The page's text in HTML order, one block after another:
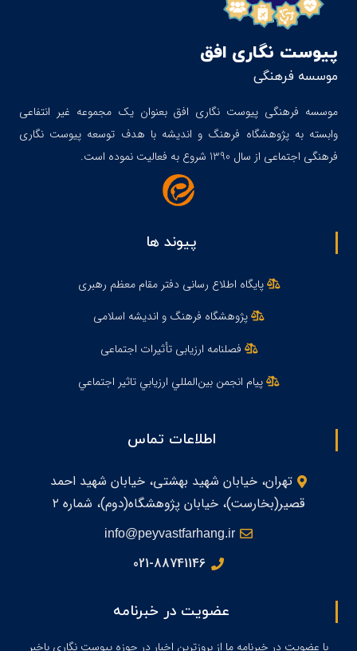
پیوست نگاری افق
موسسه فرهنگی
موسسه فرهنگی پیوست نگاری افق بعنوان یک مجموعه غیر انتفاعی
وابسته به پژوهشگاه فرهنگ و اندیشه با هدف توسعه پیوست نگاری
فرهنگی اجتماعی از سال 1390 شروع به فعالیت نموده است.
پیوند ها
پایگاه اطلاع رسانی دفتر مقام معظم رهبری
پژوهشگاه فرهنگ و اندیشه اسلامی
فصلنامه ارزیابی تأثیرات اجتماعی
پيام انجمن بين‌المللي ارزيابي تاثير اجتماعي
اطلاعات تماس
تهران، خیابان شهید بهشتی، خیابان شهید احمد
قصیر(بخارست)، خیابان پژوهشگاه(دوم)، شماره ۲
info@peyvastfarhang.ir
021-88741146
عضویت در خبرنامه
با عضویت در خبرنامه ما از بروزترین اخبار در حوزه پیوست نگاری باخبر